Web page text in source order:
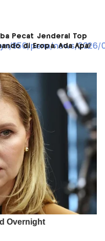
Pecat Jenderal Top
di Eropa, Ada Apa?